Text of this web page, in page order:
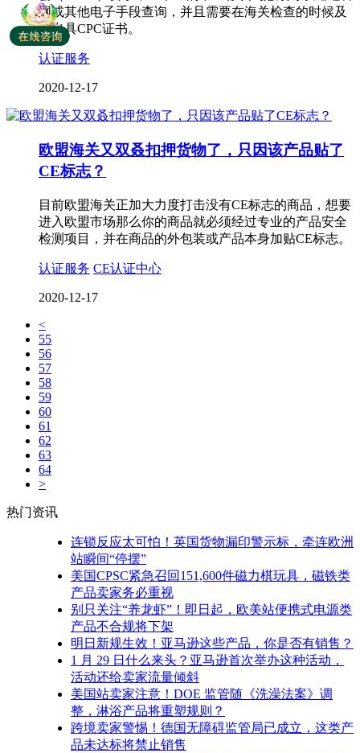
网或其他电子手段查询，并且需要在海关检查的时候及
时出具CPC证书。
认证服务
2020-12-17
欧盟海关又双叒扣押货物了，只因该产品贴了
CE标志？
目前欧盟海关正加大力度打击没有CE标志的商品，想要
进入欧盟市场那么你的商品就必须经过专业的产品安全
检测项目，并在商品的外包装或产品本身加贴CE标志。
认证服务 CE认证中心
2020-12-17
<
55
56
57
58
59
60
61
62
63
64
>
热门资讯
连锁反应太可怕！英国货物漏印警示标，牵连欧洲
站瞬间“停摆”
美国CPSC紧急召回151,600件磁力棋玩具，磁铁类
产品卖家务必重视
别只关注“养龙虾”！即日起，欧美站便携式电源类
产品不合规将下架
明日新规生效！亚马逊这些产品，你是否有销售？
1 月 29 日什么来头？亚马逊首次举办这种活动，
活动还给卖家流量倾斜
美国站卖家注意！DOE 监管随《洗澡法案》调
整，淋浴产品将重塑规则？
跨境卖家警惕！德国无障碍监管局已成立，这类产
品未达标将禁止销售